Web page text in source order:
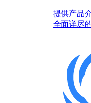
提供产品
全面详尽